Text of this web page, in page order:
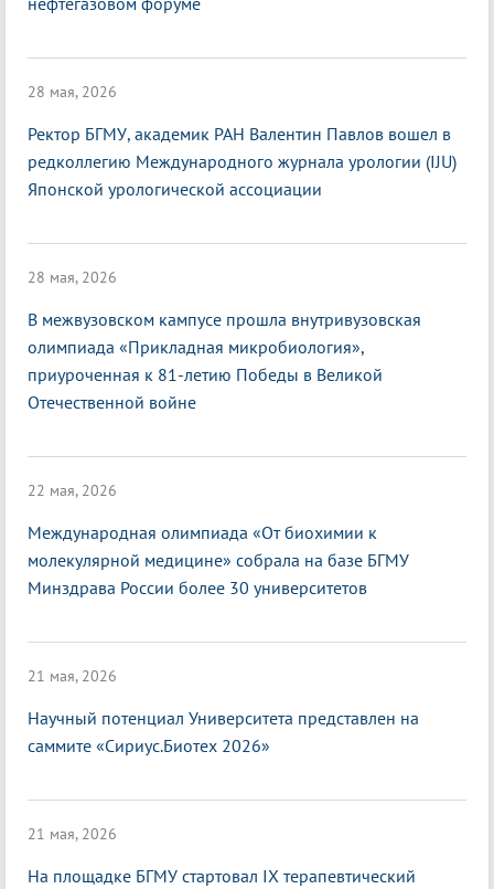
28 мая, 2026
Ректор БГМУ, академик РАН Валентин Павлов вошел в
редколлегию Международного журнала урологии (IJU)
Японской урологической ассоциации
28 мая, 2026
В межвузовском кампусе прошла внутривузовская
олимпиада «Прикладная микробиология»,
приуроченная к 81-летию Победы в Великой
Отечественной войне
22 мая, 2026
Международная олимпиада «От биохимии к
молекулярной медицине» собрала на базе БГМУ
Минздрава России более 30 университетов
21 мая, 2026
Научный потенциал Университета представлен на
саммите «Сириус.Биотех 2026»
21 мая, 2026
На площадке БГМУ стартовал IX терапевтический